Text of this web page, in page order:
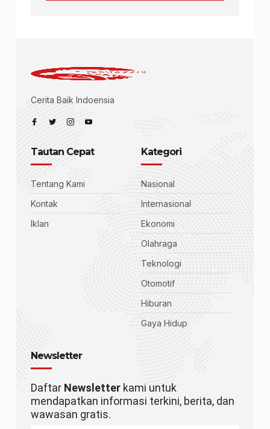
Cerita Baik Indoensia
Tautan Cepat
Tentang Kami
Kontak
Iklan
Kategori
Nasional
Internasional
Ekonomi
Olahraga
Teknologi
Otomotif
Hiburan
Gaya Hidup
Newsletter
Daftar Newsletterkami untuk
mendapatkan informasi terkini, berita, dan
wawasan gratis.